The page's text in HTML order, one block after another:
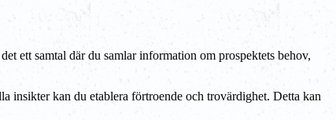
ett samtal där du samlar information om prospektets behov,
insikter kan du etablera förtroende och trovärdighet. Detta kan